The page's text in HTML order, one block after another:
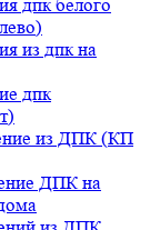
дпк белого
из дпк на
дпк
из ДПК (КП
ДПК на